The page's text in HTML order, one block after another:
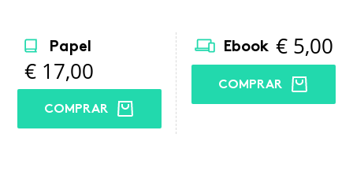
Papel
€ 17,00
COMPRAR
Ebook € 5,00
COMPRAR